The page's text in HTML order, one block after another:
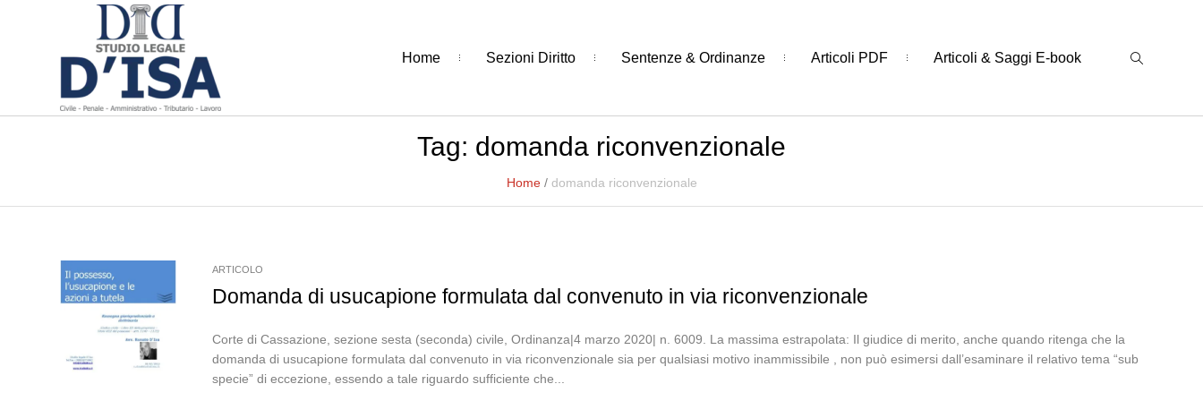
Home Sezioni Diritto Sentenze & Ordinanze Articoli PDF Articoli & Saggi E-book
Tag: domanda riconvenzionale
Home / domanda riconvenzionale
ARTICOLO
Domanda di usucapione formulata dal convenuto in via riconvenzionale
Corte di Cassazione, sezione sesta (seconda) civile, Ordinanza|4 marzo 2020| n. 6009. La massima estrapolata: Il giudice di merito, anche quando ritenga che la
domanda di usucapione formulata dal convenuto in via riconvenzionale sia per qualsiasi motivo inammissibile , non può esimersi dall’esaminare il relativo tema “sub
specie” di eccezione, essendo a tale riguardo sufficiente che...